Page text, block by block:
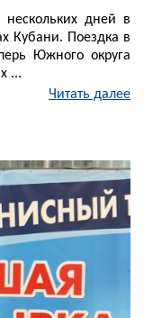
нескольких дней в
Кубани. Поездка в
Южного округа
...
Читать далее